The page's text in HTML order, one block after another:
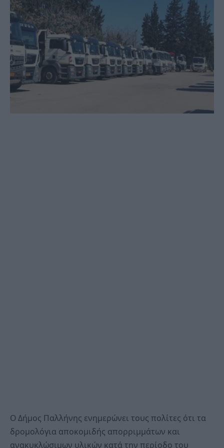
Ο Δήμος Παλλήνης ενημερώνει τους πολίτες ότι τα
δρομολόγια αποκομιδής απορριμμάτων και
ανακυκλώσιμων υλικών κατά την περίοδο του